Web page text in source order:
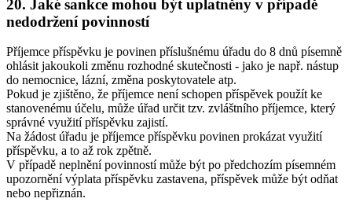
20. Jaké sankce mohou být uplatněny v případě
nedodržení povinností
Příjemce příspěvku je povinen příslušnému úřadu do 8 dnů písemně
ohlásit jakoukoli změnu rozhodné skutečnosti - jako je např. nástup
do nemocnice, lázní, změna poskytovatele atp.
Pokud je zjištěno, že příjemce není schopen příspěvek použít ke
stanovenému účelu, může úřad určit tzv. zvláštního příjemce, který
správné využití příspěvku zajistí.
Na žádost úřadu je příjemce příspěvku povinen prokázat využití
příspěvku, a to až rok zpětně.
V případě neplnění povinností může být po předchozím písemném
upozornění výplata příspěvku zastavena, příspěvek může být odňat
nebo nepřiznán.